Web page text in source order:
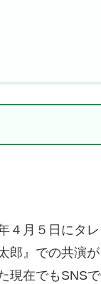
４月５日にタ
郎』での共演
現在でもSNS